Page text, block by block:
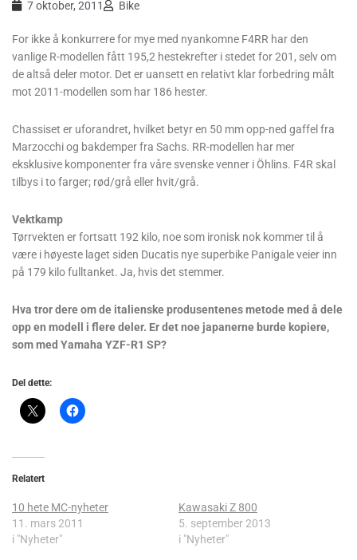
7 oktober, 2011 Bike
For ikke å konkurrere for mye med nyankomne F4RR har den
vanlige R-modellen fått 195,2 hestekrefter i stedet for 201, selv om
de altså deler motor. Det er uansett en relativt klar forbedring målt
mot 2011-modellen som har 186 hester.
Chassiset er uforandret, hvilket betyr en 50 mm opp-ned gaffel fra
Marzocchi og bakdemper fra Sachs. RR-modellen har mer
eksklusive komponenter fra våre svenske venner i Öhlins. F4R skal
tilbys i to farger; rød/grå eller hvit/grå.
Vektkamp
Tørrvekten er fortsatt 192 kilo, noe som ironisk nok kommer til å
være i høyeste laget siden Ducatis nye superbike Panigale veier inn
på 179 kilo fulltanket. Ja, hvis det stemmer.
Hva tror dere om de italienske produsentenes metode med å dele
opp en modell i flere deler. Er det noe japanerne burde kopiere,
som med Yamaha YZF-R1 SP?
Del dette:
Relatert
10 hete MC-nyheter
11. mars 2011
i "Nyheter"
Kawasaki Z 800
5. september 2013
i "Nyheter"